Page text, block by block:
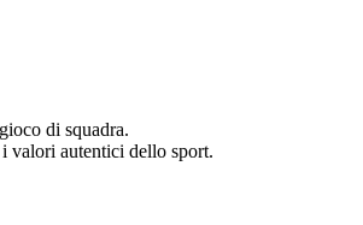
di squadra.
valori autentici dello sport.